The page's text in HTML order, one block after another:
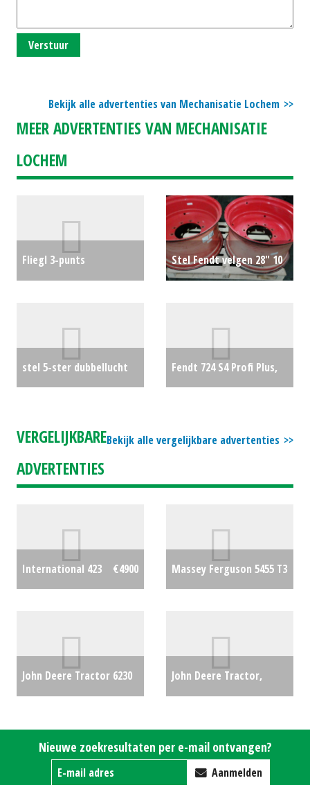
Verstuur
Bekijk alle advertenties van Mechanisatie Lochem
MEER ADVERTENTIES VAN MECHANISATIE
LOCHEM
Fliegl 3-punts
Stel Fendt velgen 28" 10
stel 5-ster dubbellucht
Fendt 724 S4 Profi Plus,
Bekijk alle vergelijkbare advertenties
VERGELIJKBARE
ADVERTENTIES
International 423 €4900
Massey Ferguson 5455 T3
John Deere Tractor 6230
John Deere Tractor,
#26660
€0
Nieuwe zoekresultaten per e-mail ontvangen?
Aanmelden